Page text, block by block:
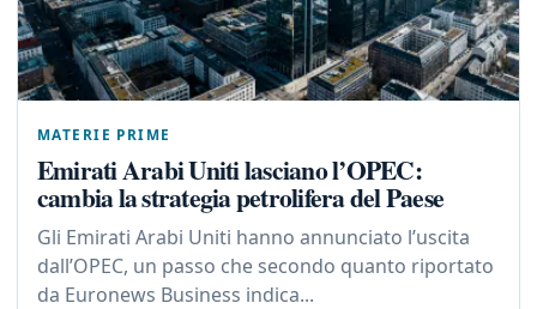
MATERIE PRIME
Emirati Arabi Uniti lasciano l’OPEC:
cambia la strategia petrolifera del Paese
Gli Emirati Arabi Uniti hanno annunciato l’uscita
dall’OPEC, un passo che secondo quanto riportato
da Euronews Business indica...